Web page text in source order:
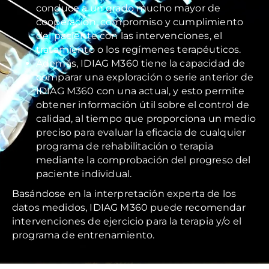
conduce a un grado mucho mayor de
cooperación, compromiso y cumplimiento
del paciente con las intervenciones, el
tratamiento o los regímenes terapéuticos.
Además, IDIAG M360 tiene la capacidad de
comparar una exploración o serie anterior de
IDIAG M360 con una actual, y esto permite
obtener información útil sobre el control de
calidad, al tiempo que proporciona un medio
preciso para evaluar la eficacia de cualquier
programa de rehabilitación o terapia
mediante la comprobación del progreso del
paciente individual.
Basándose en la interpretación experta de los
datos medidos, IDIAG M360 puede recomendar
intervenciones de ejercicio para la terapia y/o el
programa de entrenamiento.